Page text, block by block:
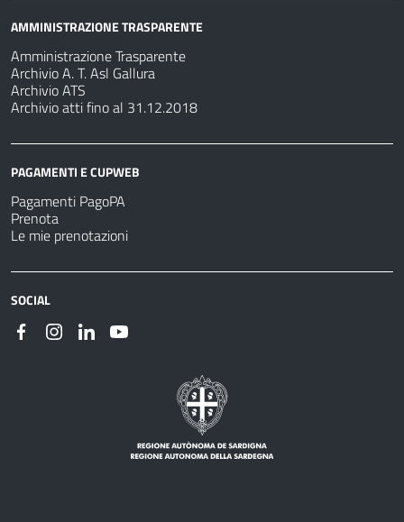
AMMINISTRAZIONE TRASPARENTE
Amministrazione Trasparente
Archivio A. T. Asl Gallura
Archivio ATS
Archivio atti fino al 31.12.2018
PAGAMENTI E CUPWEB
Pagamenti PagoPA
Prenota
Le mie prenotazioni
SOCIAL